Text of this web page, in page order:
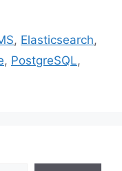
p
ar
, Elasticsearch,
, PostgreSQL,